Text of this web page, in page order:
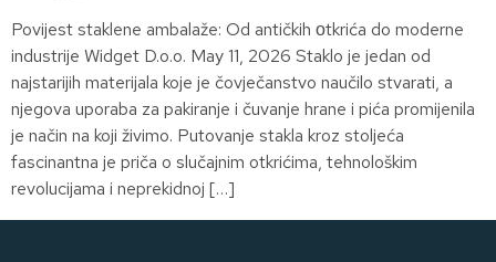
Povijest staklene ambalaže: Od antičkih оtkrića do moderne
industrije Widget D.o.o. May 11, 2026 Staklo je jedan od
najstarijih materijala koje je čovječanstvo naučilo stvarati, a
njegova uporaba za pakiranje i čuvanje hrane i pića promijenila
je način na koji živimo. Putovanje stakla kroz stoljeća
fascinantna je priča o slučajnim otkrićima, tehnološkim
revolucijama i neprekidnoj […]